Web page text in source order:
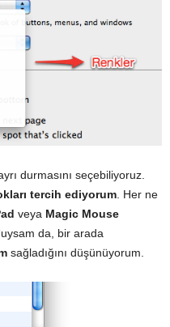
durmasını seçebiliyoruz.
tercih ediyorum. Her ne
veya Magic Mouse
da, bir arada
sağladığını düşünüyorum.